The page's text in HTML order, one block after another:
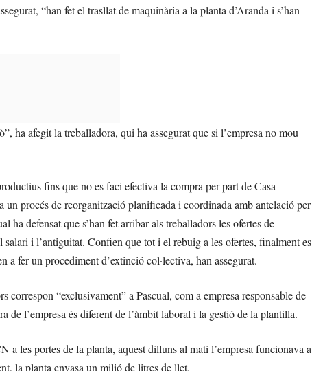
“han fet el trasllat de maquinària a la planta d’Aranda i s’han
ha afegit la treballadora, qui ha assegurat que si l’empresa no mou
fins que no es faci efectiva la compra per part de Casa
procés de reorganització planificada i coordinada amb antelació per
ha defensat que s’han fet arribar als treballadors les ofertes de
i l’antiguitat. Confien que tot i el rebuig a les ofertes, finalment es
a fer un procediment d’extinció col·lectiva, han assegurat.
“exclusivament” a Pascual, com a empresa responsable de
l’empresa és diferent de l’àmbit laboral i la gestió de la plantilla.
a les portes de la planta, aquest dilluns al matí l’empresa funcionava a
la planta envasa un milió de litres de llet.